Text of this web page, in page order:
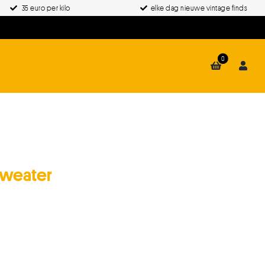
35 euro per kilo elke dag nieuwe vintage finds
0